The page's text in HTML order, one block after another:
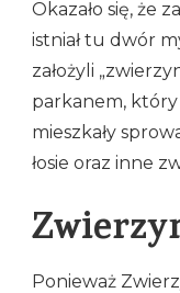
Okazało się, że
istniał tu dwór
założyli
parkanem, który
mieszkały
łosie oraz inne
Ponieważ